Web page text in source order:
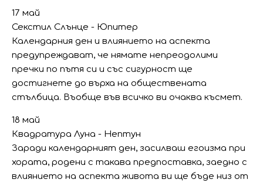
17 май
Секстил Слънце - Юпитер
Календарния ден и влиянието на аспекта
предупреждават, че нямате непреодолими
пречки по пътя си и със сигурност ще
достигнете до върха на обществената
стълбица. Въобще във всичко ви очаква късмет.
18 май
Квадратура Луна - Нептун
Заради календарният ден, засилваш егоизма при
хората, родени с такава предпоставка, заедно с
влиянието на аспекта живота ви ще бъде низ от